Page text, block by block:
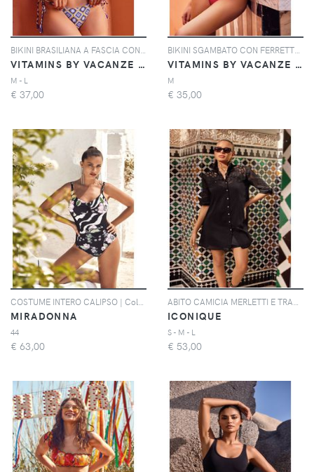
VITAMINS BY VACANZE ITALIANE
M - L
€ 37,00
VITAMINS BY VACANZE ITALIANE
M
€ 35,00
MIRADONNA
44
€ 63,00
ICONIQUE
S - M - L
€ 53,00